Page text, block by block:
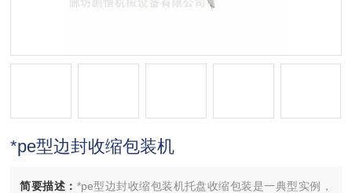
*pe型边封收缩包装机
简要描述： *pe型边封收缩包装机托盘收缩包装是一典型实例，